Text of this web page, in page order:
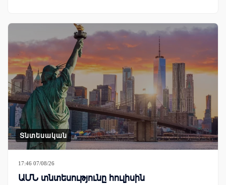
Տնտեսական
17:46 07/08/26
ԱՄՆ տնտեսությունը հուլիսին